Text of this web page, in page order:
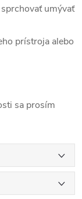
umývať
prístroja alebo
sa prosím